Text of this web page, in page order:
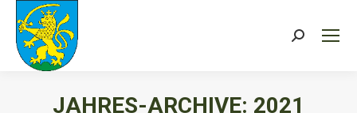
Search:
JAHRES-ARCHIVE: 2021